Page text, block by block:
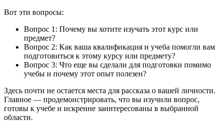
Вот эти вопросы:
Вопрос 1: Почему вы хотите изучать этот курс или
предмет?
Вопрос 2: Как ваша квалификация и учеба помогли вам
подготовиться к этому курсу или предмету?
Вопрос 3: Что еще вы сделали для подготовки помимо
учебы и почему этот опыт полезен?
Здесь почти не остается места для рассказа о вашей личности.
Главное — продемонстрировать, что вы изучили вопрос,
готовы к учебе и искренне заинтересованы в выбранной
области.